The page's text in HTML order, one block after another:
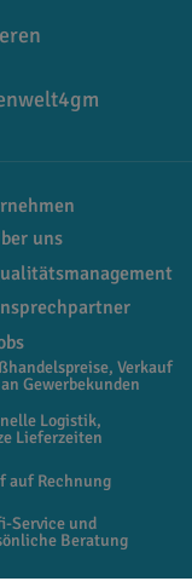
uns
Verkauf
Gewerbekunden
Logistik,
Lieferzeiten
auf Rechnung
Service und
Beratung